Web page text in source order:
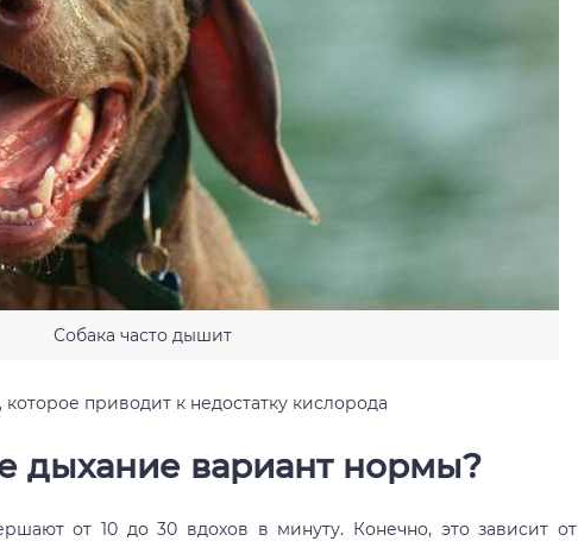
Собака часто дышит
приводит к недостатку кислорода
дыхание вариант нормы?
от 10 до 30 вдохов в минуту. Конечно, это зависит от